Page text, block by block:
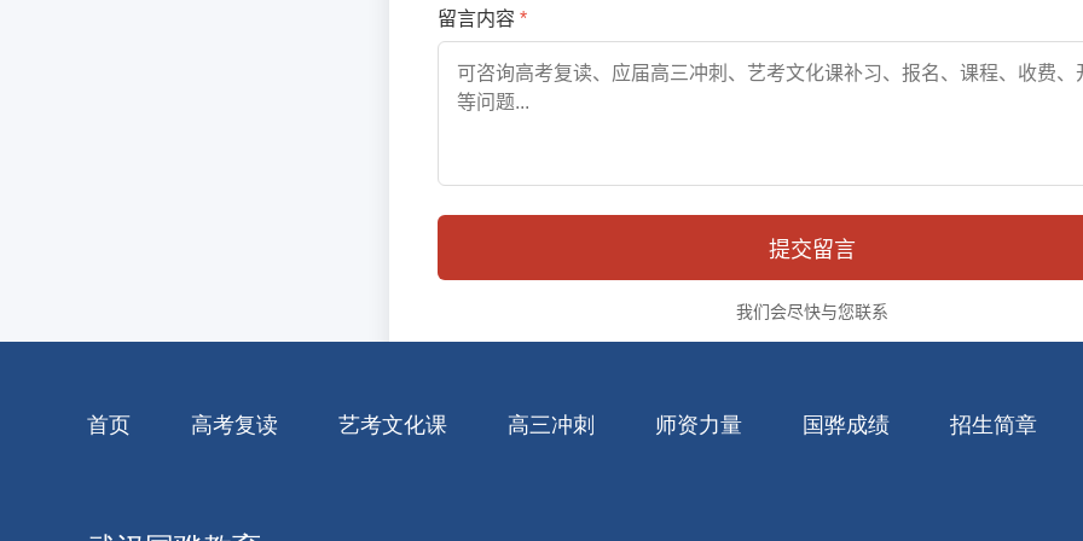
首页 高考复读 艺考文化课 高三冲刺 师资力量 国骅成绩 招生简章